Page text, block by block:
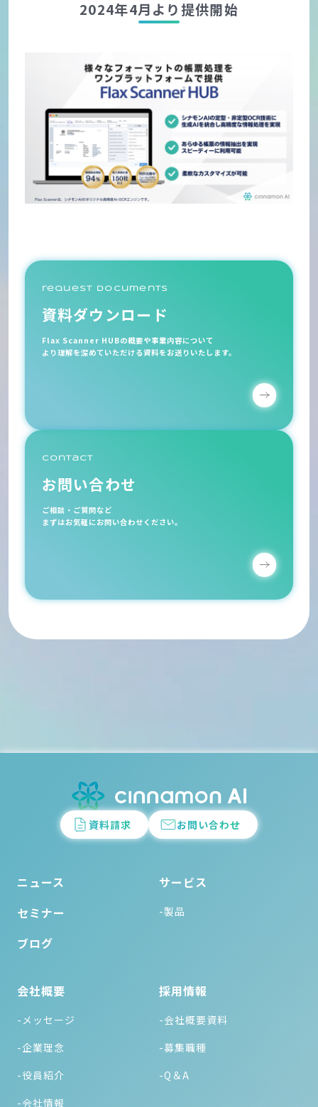
2024年4月より提供開始
request documents
資料ダウンロード
Flax Scanner HUBの概要や事業内容について
より理解を深めていただける資料をお送りいたします。
contact
お問い合わせ
ご相談・ご質問など
まずはお気軽にお問い合わせください。
資料請求 お問い合わせ
ニュース
セミナー
ブログ
サービス
-製品
会社概要
-メッセージ
-企業理念
-役員紹介
-会社情報
採用情報
-会社概要資料
-募集職種
-Q＆A